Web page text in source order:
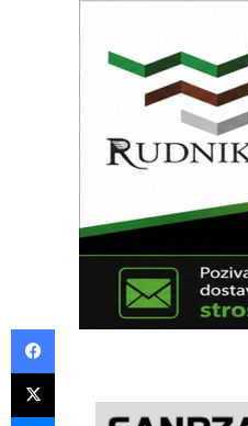
Facebook
X
Messenger